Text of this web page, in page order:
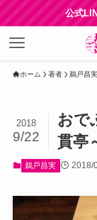
公式
ホーム 著者 鵜戸昌実
おで
貫亭
2018
9/22
鵜戸昌実 2018/